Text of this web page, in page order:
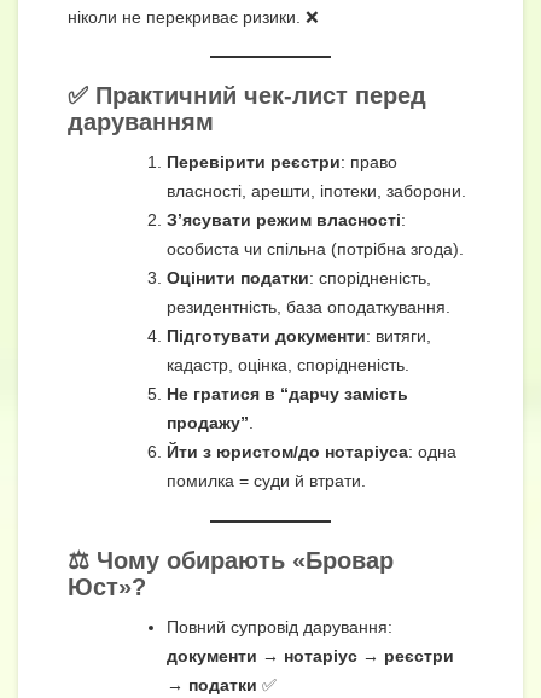
ніколи не перекриває ризики. ❌
✅ Практичний чек-лист перед
даруванням
Перевірити реєстри: право
власності, арешти, іпотеки, заборони.
З’ясувати режим власності:
особиста чи спільна (потрібна згода).
Оцінити податки: спорідненість,
резидентність, база оподаткування.
Підготувати документи: витяги,
кадастр, оцінка, спорідненість.
Не гратися в “дарчу замість
продажу”
Йти з юристом/до нотаріуса: одна
помилка = суди й втрати.
⚖️ Чому обирають «Бровар
Юст»?
Повний супровід дарування:
документи → нотаріус → реєстри
→ податки ✅